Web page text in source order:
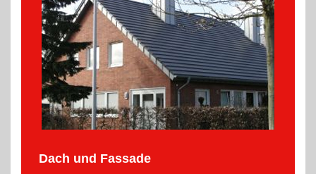
Dach und Fassade